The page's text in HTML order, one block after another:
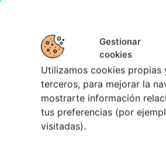
Gestionar
cookies
Utilizamos cookies propias
terceros, para mejorar la
mostrarte información
tus preferencias (por
visitadas).